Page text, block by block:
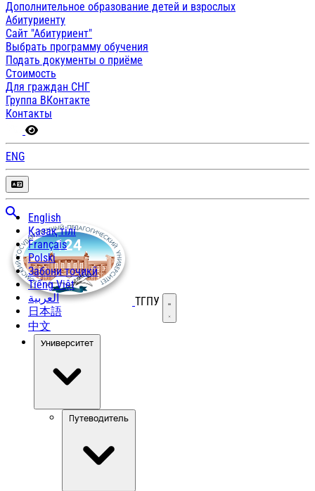
Дополнительное образование детей и взрослых
Абитуриенту
Сайт "Абитуриент"
Выбрать программу обучения
Подать документы о приёме
Стоимость
Для граждан СНГ
Группа ВКонтакте
Контакты
ENG
English
Қазақ тілі
Français
Polski
Забони тоҷикӣ
Tiếng Việt
العربية
日本語
中文
ТГПУ Открыть меню
Университет
Путеводитель